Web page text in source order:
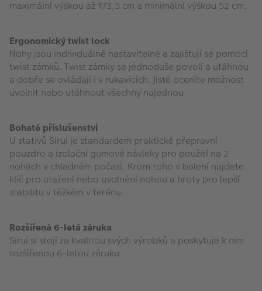
maximální výškou až 173,5 cm a minimální výškou 52 cm.
Ergonomický twist lock
Nohy jsou individuálně nastavitelné a zajišťují se pomocí
twist zámků. Twist zámky se jednoduše povolí a utáhnou
a dobře se ovládají i v rukavicích. Jistě oceníte možnost
uvolnit nebo utáhnout všechny najednou.
Bohaté příslušenství
U stativů Sirui je standardem praktické přepravní
pouzdro a izolační gumové návleky pro použití na 2
nohách v chladném počasí. Krom toho v balení najdete
klíč pro utažení nebo uvolnění nohou a hroty pro lepší
stabilitu v těžkém v terénu.
Rozšířená 6-letá záruka
Sirui si stojí za kvalitou svých výrobků a poskytuje k nim
rozšířenou 6-letou záruku.